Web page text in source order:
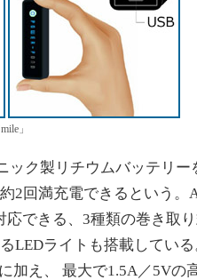
」
ック製リチウムバッテリ
2回満充電できるという。
できる、3種類の巻き取
LEDライトも搭載してい
加え、 最大で1.5A／5Vの